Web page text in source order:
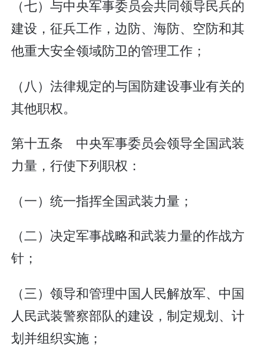
（七）与中央军事委员会共同领导民兵的
建设，征兵工作，边防、海防、空防和其
他重大安全领域防卫的管理工作；
（八）法律规定的与国防建设事业有关的
其他职权。
第十五条 中央军事委员会领导全国武装
力量，行使下列职权：
（一）统一指挥全国武装力量；
（二）决定军事战略和武装力量的作战方
针；
（三）领导和管理中国人民解放军、中国
人民武装警察部队的建设，制定规划、计
划并组织实施；